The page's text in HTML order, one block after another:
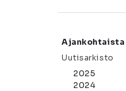
Ajankohtaista
Uutisarkisto
2025
2024